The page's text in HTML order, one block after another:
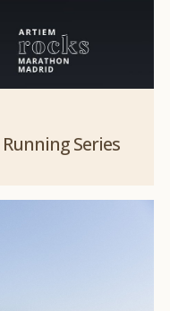
Running Series